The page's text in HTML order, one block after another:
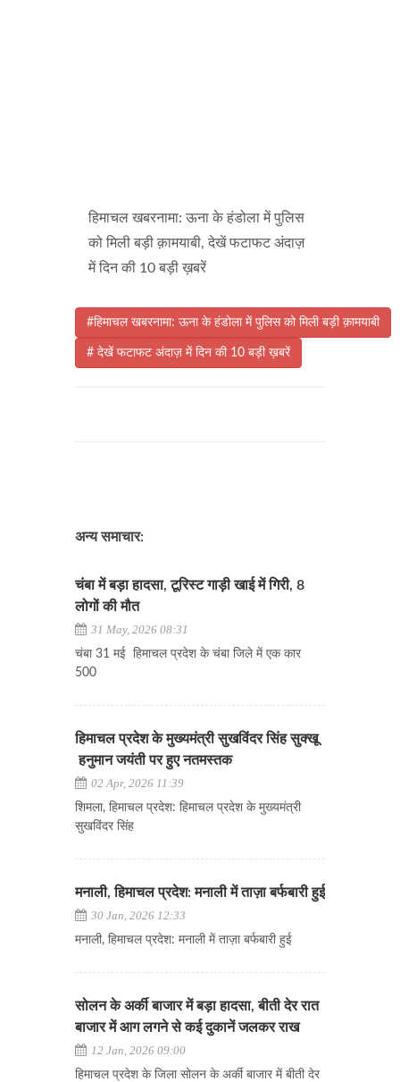
हिमाचल खबरनामा: ऊना के हंडोला में पुलिस
को मिली बड़ी क़ामयाबी, देखें फटाफट अंदाज़
में दिन की 10 बड़ी ख़बरें
#हिमाचल खबरनामा: ऊना के हंडोला में पुलिस को मिली बड़ी क़ामयाबी
# देखें फटाफट अंदाज़ में दिन की 10 बड़ी ख़बरें
अन्य समाचार:
चंबा में बड़ा हादसा, टूरिस्ट गाड़ी खाई में गिरी, 8
लोगों की मौत
31 May, 2026 08:31
चंबा 31 मई हिमाचल प्रदेश के चंबा जिले में एक कार
500
हिमाचल प्रदेश के मुख्यमंत्री सुखविंदर सिंह सुक्खू
हनुमान जयंती पर हुए नतमस्तक
02 Apr, 2026 11:39
शिमला, हिमाचल प्रदेश: हिमाचल प्रदेश के मुख्यमंत्री
सुखविंदर सिंह
मनाली, हिमाचल प्रदेश: मनाली में ताज़ा बर्फबारी हुई
30 Jan, 2026 12:33
मनाली, हिमाचल प्रदेश: मनाली में ताज़ा बर्फबारी हुई
सोलन के अर्की बाजार में बड़ा हादसा, बीती देर रात
बाजार में आग लगने से कई दुकानें जलकर राख
12 Jan, 2026 09:00
हिमाचल प्रदेश के जिला सोलन के अर्की बाजार में बीती देर